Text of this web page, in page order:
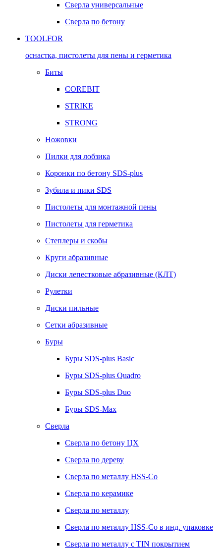
Сверла универсальные
Сверла по бетону
TOOLFOR
оснастка, пистолеты для пены и герметика
Биты
COREBIT
STRIKE
STRONG
Ножовки
Пилки для лобзика
Коронки по бетону SDS-plus
Зубила и пики SDS
Пистолеты для монтажной пены
Пистолеты для герметика
Степлеры и скобы
Круги абразивные
Диски лепестковые абразивные (КЛТ)
Рулетки
Диски пильные
Сетки абразивные
Буры
Буры SDS-plus Basic
Буры SDS-plus Quadro
Буры SDS-plus Duo
Буры SDS-Max
Сверла
Сверла по бетону ЦХ
Сверла по дереву
Сверла по металлу HSS-Co
Сверла по керамике
Сверла по металлу
Сверла по металлу HSS-Co в инд. упаковке
Сверла по металлу с TIN покрытием